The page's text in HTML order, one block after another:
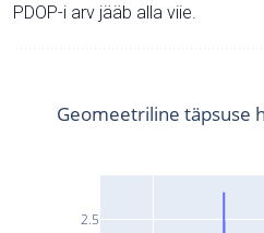
PDOP-i arv jääb alla viie.
2.5
Geomeetriline täpsuse